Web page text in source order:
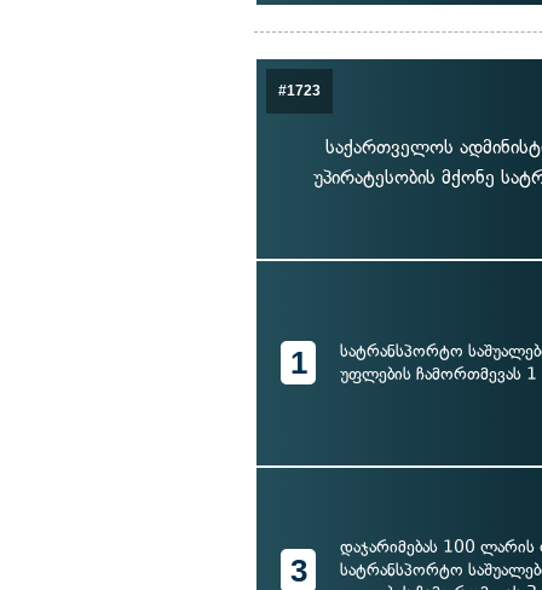
#1723
საქართველოს
უპირატესობის მქონე
1
სატრანსპორტო
უფლების ჩამორთმევას
3
დაჯარიმებას 100
სატრანსპორტო